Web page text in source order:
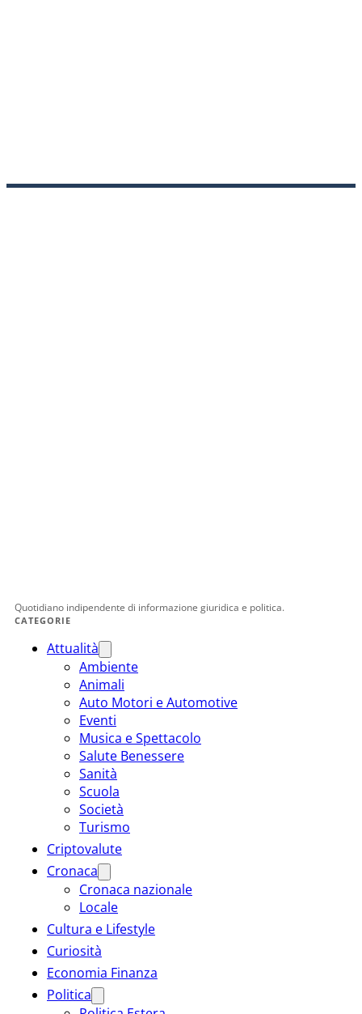
Quotidiano indipendente di informazione giuridica e politica.
CATEGORIE
Attualità
Ambiente
Animali
Auto Motori e Automotive
Eventi
Musica e Spettacolo
Salute Benessere
Sanità
Scuola
Società
Turismo
Criptovalute
Cronaca
Cronaca nazionale
Locale
Cultura e Lifestyle
Curiosità
Economia Finanza
Politica